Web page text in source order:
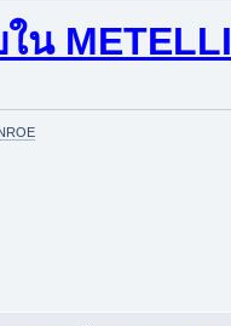
น METELLI